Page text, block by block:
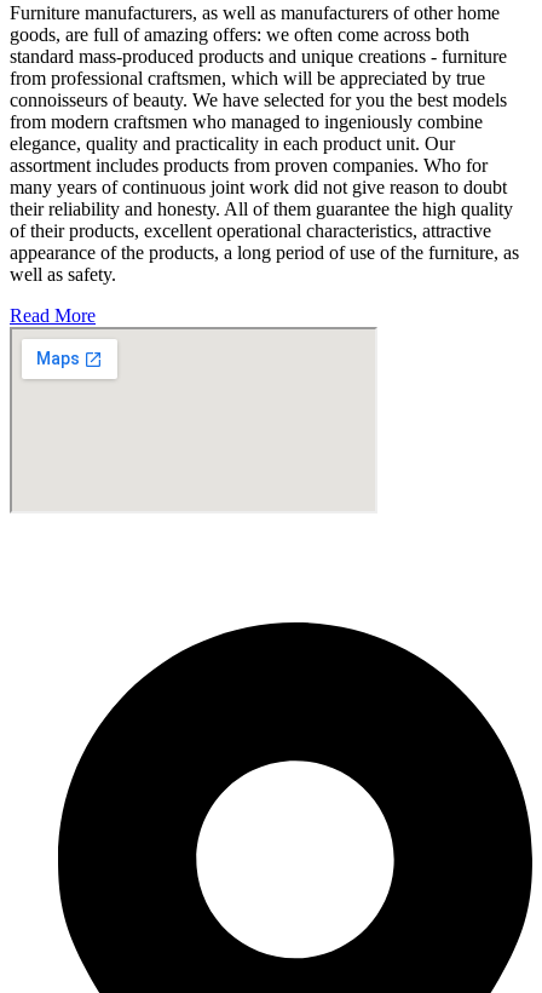
Furniture manufacturers, as well as manufacturers of other home
goods, are full of amazing offers: we often come across both
standard mass-produced products and unique creations - furniture
from professional craftsmen, which will be appreciated by true
connoisseurs of beauty. We have selected for you the best models
from modern craftsmen who managed to ingeniously combine
elegance, quality and practicality in each product unit. Our
assortment includes products from proven companies. Who for
many years of continuous joint work did not give reason to doubt
their reliability and honesty. All of them guarantee the high quality
of their products, excellent operational characteristics, attractive
appearance of the products, a long period of use of the furniture, as
well as safety.
Read More